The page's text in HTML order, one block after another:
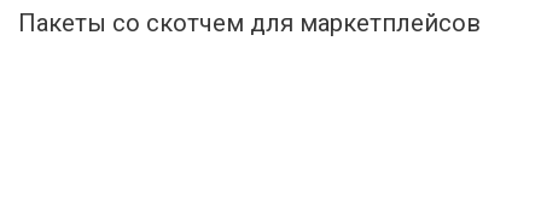
Пакеты со скотчем для маркетплейсов